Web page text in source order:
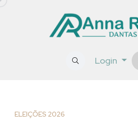
Login
ELEIÇÕES 2026